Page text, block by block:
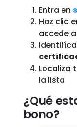
Entra en
Haz clic
accede
Localiza
la lista
¿Qué
bono?